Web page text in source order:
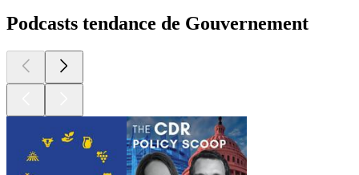
Podcasts tendance de Gouvernement